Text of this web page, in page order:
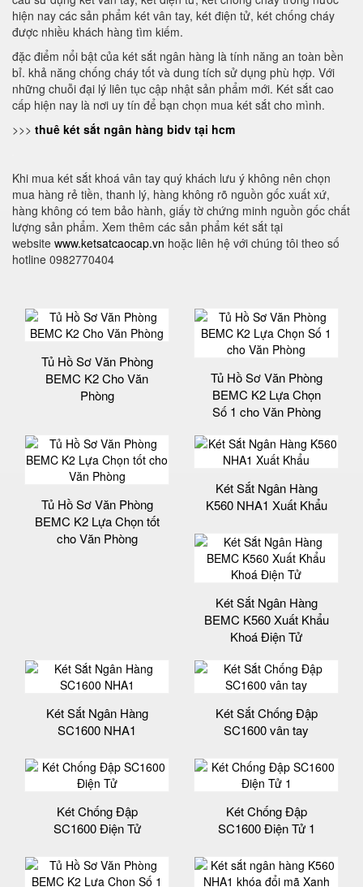
hiện nay các sản phẩm két vân tay, két điện tử, két chống cháy
được nhiều khách hàng tìm kiếm.
đặc điểm nổi bật của két sắt ngân hàng là tính năng an toàn bền
bỉ. khả năng chống cháy tốt và dung tích sử dụng phù hợp. Với
những chuỗi đại lý liên tục cập nhật sản phẩm mới. Két sắt cao
cấp hiện nay là nơi uy tín để bạn chọn mua két sắt cho mình.
>>> thuê két sắt ngân hàng bidv tại hcm
Khi mua két sắt khoá vân tay quý khách lưu ý không nên chọn
mua hàng rẻ tiền, thanh lý, hàng không rõ nguồn gốc xuất xứ,
hàng không có tem bảo hành, giấy tờ chứng minh nguồn gốc chất
lượng sản phẩm. Xem thêm các sản phẩm két sắt tại
website www.ketsatcaocap.vn hoặc liên hệ với chúng tôi theo số
hotline 0982770404
Tủ Hồ Sơ Văn Phòng
BEMC K2 Cho Văn
Phòng
Tủ Hồ Sơ Văn Phòng
BEMC K2 Lựa Chọn
Số 1 cho Văn Phòng
Tủ Hồ Sơ Văn Phòng
BEMC K2 Lựa Chọn tốt
cho Văn Phòng
Két Sắt Ngân Hàng
K560 NHA1 Xuất Khẩu
Két Sắt Ngân Hàng
BEMC K560 Xuất Khẩu
Khoá Điện Tử
Két Sắt Ngân Hàng
SC1600 NHA1
Két Sắt Chống Đập
SC1600 vân tay
Két Chống Đập
SC1600 Điện Tử
Két Chống Đập
SC1600 Điện Tử 1